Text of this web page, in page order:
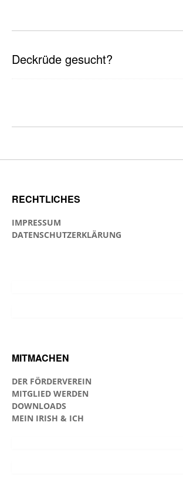
Deckrüde gesucht?
RECHTLICHES
IMPRESSUM
DATENSCHUTZERKLÄRUNG
MITMACHEN
DER FÖRDERVEREIN
MITGLIED WERDEN
DOWNLOADS
MEIN IRISH & ICH